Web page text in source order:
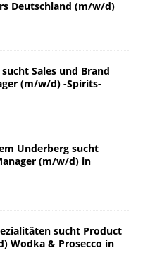
Deutschland (m/w/d)
Sales und Brand
(m/w/d) -Spirits-
Underberg sucht
(m/w/d) in
sucht Product
Wodka & Prosecco in